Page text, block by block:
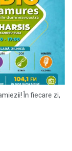
În fiecare zi,